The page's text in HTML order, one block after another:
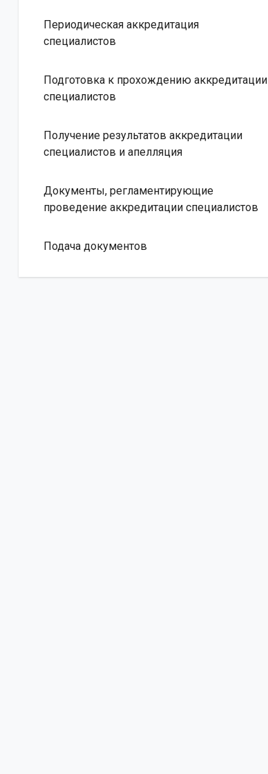
Периодическая аккредитация
специалистов
Подготовка к прохождению аккредитации
специалистов
Получение результатов аккредитации
специалистов и апелляция
Документы, регламентирующие
проведение аккредитации специалистов
Подача документов